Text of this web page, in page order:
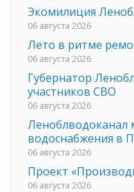
Экомилиция
06 августа 2026
Лето в ритме
06 августа 2026
Губернатор
участников СВО
06 августа 2026
Леноблводоканал
водоснабжения в
06 августа 2026
Проект
06 августа 2026